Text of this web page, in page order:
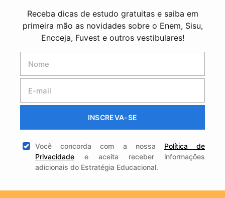
Receba dicas de estudo gratuitas e saiba em
primeira mão as novidades sobre o Enem, Sisu,
Encceja, Fuvest e outros vestibulares!
INSCREVA-SE
Você concorda com a nossa Política de
Privacidade e aceita receber informações
adicionais do Estratégia Educacional.